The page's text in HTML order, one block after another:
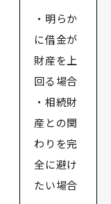
・明らか
に借金が
財産を上
回る場合
・相続財
産との関
わりを完
全に避け
たい場合